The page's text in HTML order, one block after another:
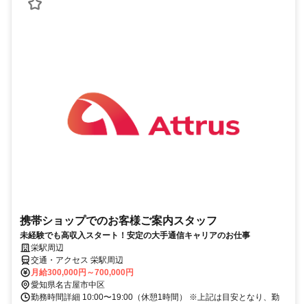
携帯ショップでのお客様ご案内スタッフ
未経験でも高収入スタート！安定の大手通信キャリアのお仕事
栄駅周辺
交通・アクセス 栄駅周辺
月給300,000円～700,000円
愛知県名古屋市中区
勤務時間詳細 10:00〜19:00（休憩1時間） ※上記は目安となり、勤